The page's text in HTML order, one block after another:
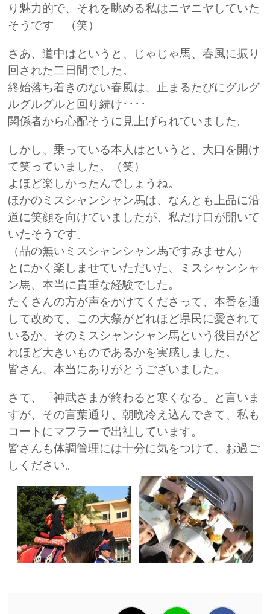
り魅力的で、それを眺める私はニヤニヤしていた
そうです。（笑）
さあ、道中はというと、じゃじゃ馬、春風に振り
回された二日間でした。
終始落ち着きのない春風は、止まるたびにグルグ
ルグルグルと回り続け････
関係者から心配そうに見上げられていました。
しかし、乗っている本人はというと、大口を開け
て笑っていました。（笑）
よほど楽しかったんでしょうね。
ほかのミスシャンシャン馬は、なんとも上品に沿
道に笑顔を向けていましたが、私だけ口が開いて
いたそうです。
（品の無いミスシャンシャン馬ですみません）
とにかく楽しませていただいた、ミスシャンシャ
ン馬、本当に貴重な経験でした。
たくさんの方が声をかけてくださって、本番を通
して改めて、この大祭がどれほど県民に愛されて
いるか、そのミスシャンシャン馬という役目がど
れほど大きいものであるかを実感しました。
皆さん、本当にありがとうございました。
さて、「神武さまが終わると寒くなる」と言いま
すが、その言葉通り、朝晩冷え込んできて、私も
コートにマフラーで出社しています。
皆さんも体調管理には十分に気をつけて、お過ご
しください。